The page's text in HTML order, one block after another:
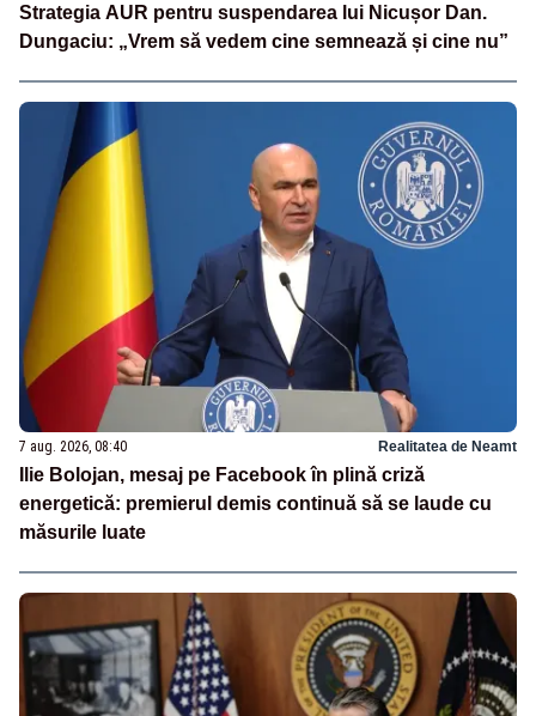
Strategia AUR pentru suspendarea lui Nicușor Dan.
Dungaciu: „Vrem să vedem cine semnează și cine nu”
7 aug. 2026, 08:40 Realitatea de Neamt
Ilie Bolojan, mesaj pe Facebook în plină criză
energetică: premierul demis continuă să se laude cu
măsurile luate